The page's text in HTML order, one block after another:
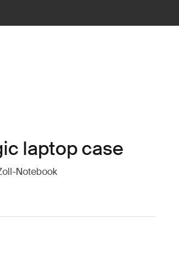
laptop case
Notebook
Case Schwarz (selected)